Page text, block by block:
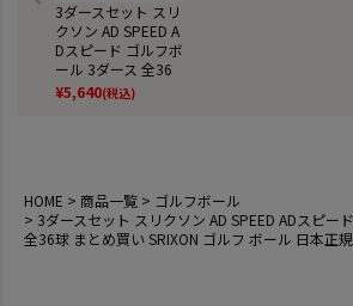
3ダースセット スリ
クソン AD SPEED A
Dスピード ゴルフボ
ール 3ダース 全36
球 まとめ買い SRIX
ON ゴルフ ボール
¥5,640(税込)
HOME 商品一覧
ゴルフボール
3ダースセット スリクソン AD SPEED ADスピー
全36球 まとめ買い SRIXON ゴルフ ボール 日本正